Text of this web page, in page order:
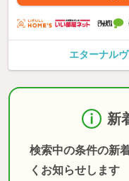
エターナル
新
検索中の条件の新
くお知らせします